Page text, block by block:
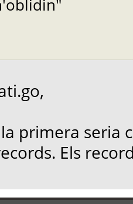
primera seria
Els